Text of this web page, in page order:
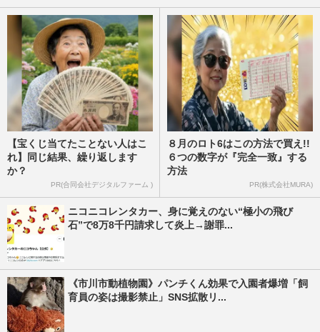
【宝くじ当てたことない人はこ
れ】同じ結果、繰り返します
か？
PR(合同会社デジタルファーム )
８月のロト6はこの方法で買え!!
６つの数字が『完全一致』する
方法
PR(株式会社MURA)
ニコニコレンタカー、身に覚えのない“極小の飛び
石”で8万8千円請求して炎上→謝罪...
《市川市動植物園》パンチくん効果で入園者爆増「飼
育員の姿は撮影禁止」SNS拡散リ...